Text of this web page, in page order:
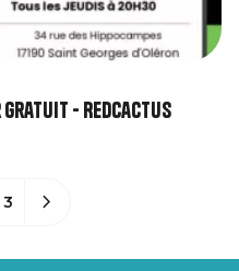
gratuit - RedCactus
3